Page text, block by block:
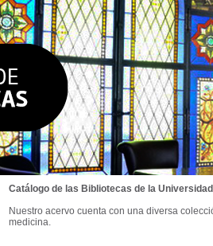
Catálogo de las Bibliotecas de la Universidad
Nuestro acervo cuenta con una diversa
medicina.